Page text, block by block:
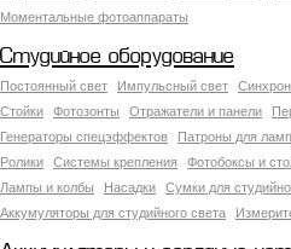
Моментальные фотоаппараты
Студийное оборудование
Постоянный свет Импульсный свет
Стойки
Фотозонты Отражатели и панели
Генераторы спецэффектов
Патроны для ламп
Ролики
Системы крепления
Фотобоксы и
Лампы и колбы
Насадки
Сумки для
Аккумуляторы для студийного света